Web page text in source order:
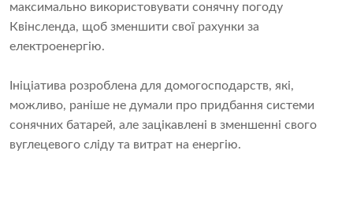
максимально використовувати сонячну погоду
Квінсленда, щоб зменшити свої рахунки за
електроенергію.
Ініціатива розроблена для домогосподарств, які,
можливо, раніше не думали про придбання системи
сонячних батарей, але зацікавлені в зменшенні свого
вуглецевого сліду та витрат на енергію.